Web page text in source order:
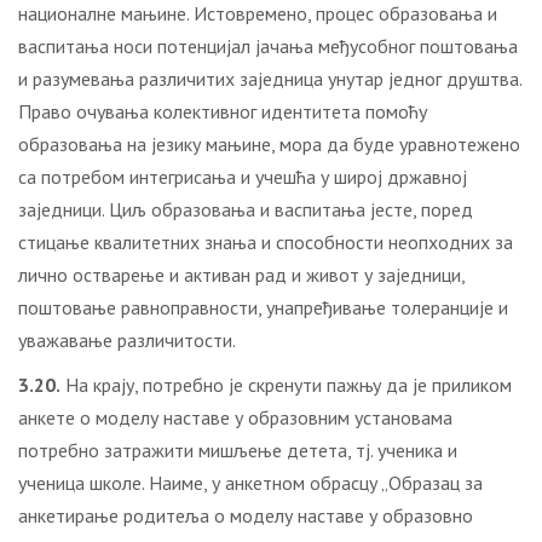
националне мањине. Истовремено, процес образовања и
васпитања носи потенцијал јачања међусобног поштовања
и разумевања различитих заједница унутар једног друштва.
Право очувања колективног идентитета помоћу
образовања на језику мањине, мора да буде уравнотежено
са потребом интегрисања и учешћа у широј државној
заједници. Циљ образовања и васпитања јесте, поред
стицање квалитетних знања и способности неопходних за
лично остварење и активан рад и живот у заједници,
поштовање равноправности, унапређивање толеранције и
уважавање различитости.
3.20. На крају, потребно је скренути пажњу да је приликом
анкете о моделу наставе у образовним установама
потребно затражити мишљење детета, тј. ученика и
ученица школе. Наиме, у анкетном обрасцу „Образац за
анкетирање родитеља о моделу наставе у образовно